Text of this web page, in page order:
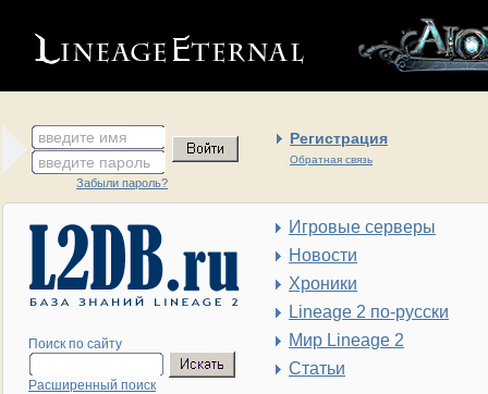
введите имя Регистрация
Обратная связь
введите пароль
Забыли пароль?
Поиск по сайту
Расширенный поиск
Игровые серверы
Новости
Хроники
Lineage 2 по-русски
Мир Lineage 2
Статьи